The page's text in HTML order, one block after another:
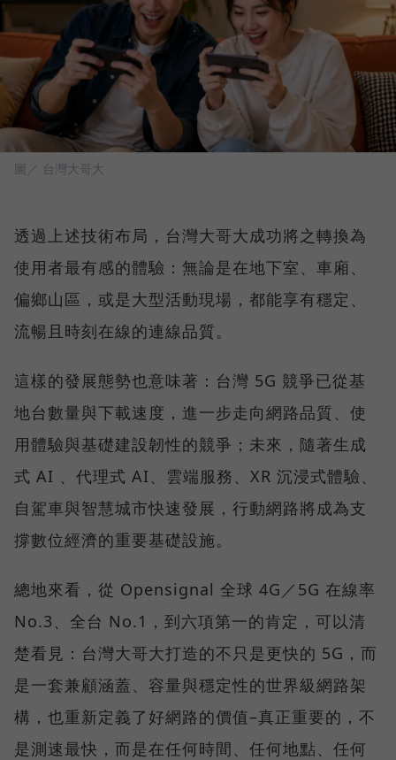
圖／ 台灣大哥大
透過上述技術布局，台灣大哥大成功將之轉換為
使用者最有感的體驗：無論是在地下室、車廂、
偏鄉山區，或是大型活動現場，都能享有穩定、
流暢且時刻在線的連線品質。
這樣的發展態勢也意味著：台灣 5G 競爭已從基
地台數量與下載速度，進一步走向網路品質、使
用體驗與基礎建設韌性的競爭；未來，隨著生成
式 AI 、代理式 AI、雲端服務、XR 沉浸式體驗、
自駕車與智慧城市快速發展，行動網路將成為支
撐數位經濟的重要基礎設施。
總地來看，從 Opensignal 全球 4G／5G 在線率
No.3、全台 No.1，到六項第一的肯定，可以清
楚看見：台灣大哥大打造的不只是更快的 5G，而
是一套兼顧涵蓋、容量與穩定性的世界級網路架
構，也重新定義了好網路的價值–真正重要的，不
是測速最快，而是在任何時間、任何地點、任何